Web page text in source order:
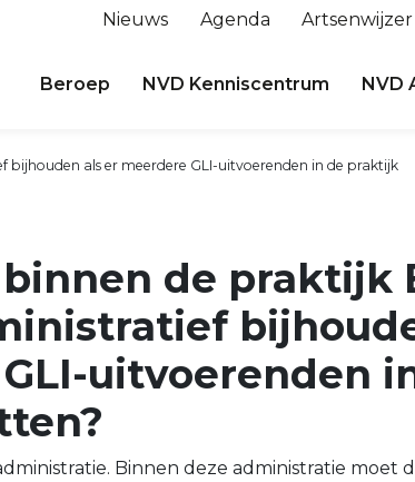
Nieuws Agenda Artsenwijzer
Beroep NVD Kenniscentrum NVD
als er meerdere GLI-uitvoerenden in de praktijk
de praktijk
uitvoerenden
Binnen deze administratie moet